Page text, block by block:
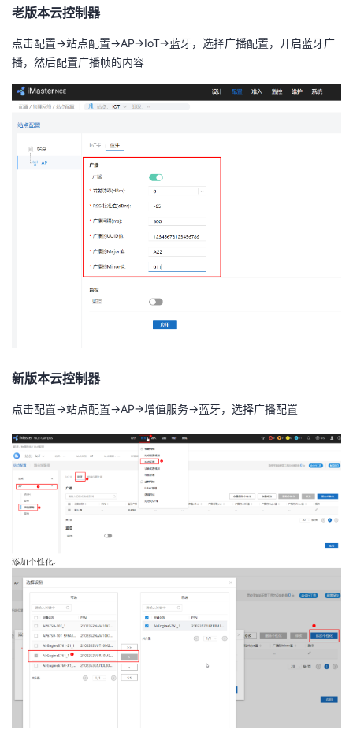
藏
议
老版本云控制器
点击配置->站点配置->AP->IoT->蓝牙，选择广播配置，开启蓝牙广
播，然后配置广播帧的内容
新版本云控制器
点击配置->站点配置->AP->增值服务->蓝牙，选择广播配置